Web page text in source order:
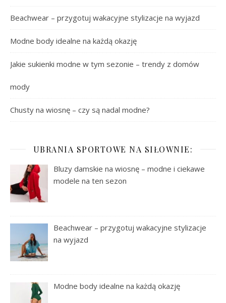
Beachwear – przygotuj wakacyjne stylizacje na wyjazd
Modne body idealne na każdą okazję
Jakie sukienki modne w tym sezonie – trendy z domów
mody
Chusty na wiosnę – czy są nadal modne?
UBRANIA SPORTOWE NA SIŁOWNIE:
Bluzy damskie na wiosnę – modne i ciekawe
modele na ten sezon
Beachwear – przygotuj wakacyjne stylizacje
na wyjazd
Modne body idealne na każdą okazję